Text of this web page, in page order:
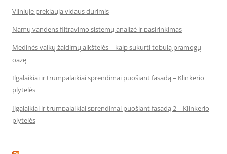
Vilniuje prekiauja vidaus durimis
Namų vandens filtravimo sistemų analizė ir pasirinkimas
Medinės vaikų žaidimų aikštelės – kaip sukurti tobulą pramogų
oazę
Ilgalaikiai ir trumpalaikiai sprendimai puošiant fasadą – Klinkerio
plytelės
Ilgalaikiai ir trumpalaikiai sprendimai puošiant fasadą 2 – Klinkerio
plytelės